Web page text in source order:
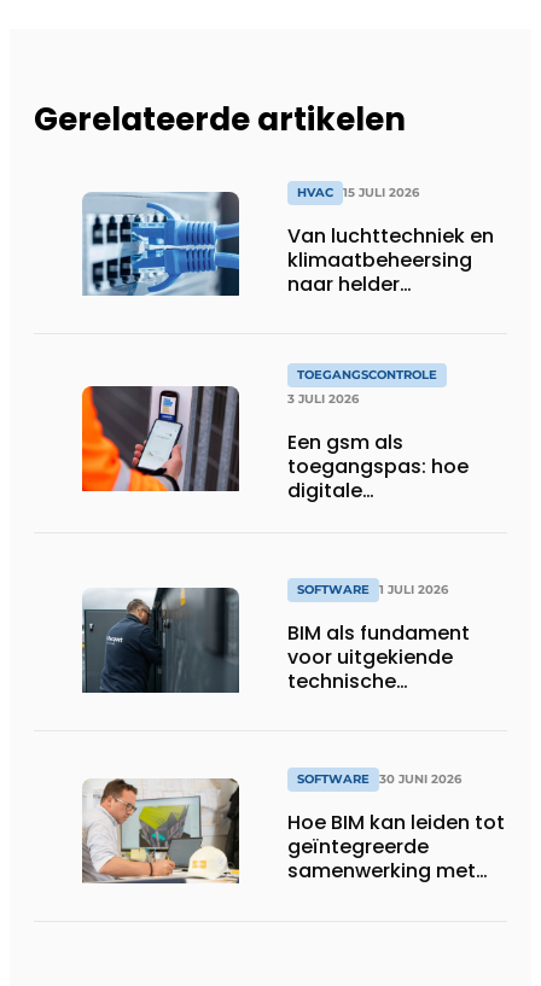
Gerelateerde artikelen
HVAC 15 JULI 2026
Van luchttechniek en
klimaatbeheersing
naar helder
TOEGANGSCONTROLE
3 JULI 2026
Een gsm als
toegangspas: hoe
digitale
SOFTWARE 1 JULI 2026
BIM als fundament
voor uitgekiende
technische
SOFTWARE 30 JUNI 2026
Hoe BIM kan leiden tot
geïntegreerde
samenwerking met